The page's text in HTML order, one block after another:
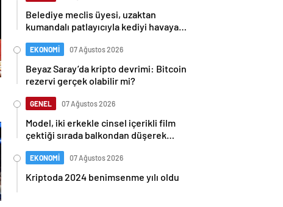
Belediye meclis üyesi, uzaktan
kumandalı patlayıcıyla kediyi havaya
EKONOMİ 07 Ağustos 2026
Beyaz Saray’da kripto devrimi: Bitcoin
rezervi gerçek olabilir mi?
GENEL 07 Ağustos 2026
Model, iki erkekle cinsel içerikli film
çektiği sırada balkondan düşerek
EKONOMİ 07 Ağustos 2026
Kriptoda 2024 benimsenme yılı oldu